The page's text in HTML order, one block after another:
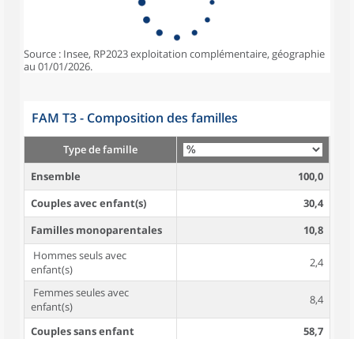
Source : Insee, RP2023 exploitation complémentaire, géographie
au 01/01/2026.
FAM T3 - Composition des familles
Type de famille
Ensemble
100,0
Couples avec enfant(s)
30,4
Familles monoparentales
10,8
Hommes seuls avec
enfant(s)
2,4
Femmes seules avec
enfant(s)
8,4
Couples sans enfant
58,7